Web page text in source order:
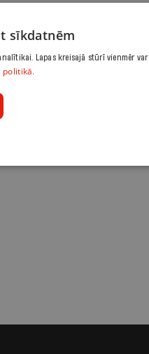
sīkdatnēm
Lapas kreisajā stūrī vienmēr var
politikā.